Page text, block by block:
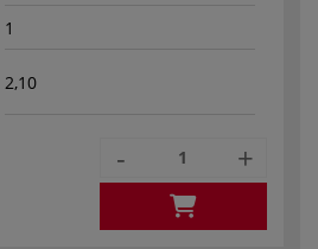
1
2,10
- +